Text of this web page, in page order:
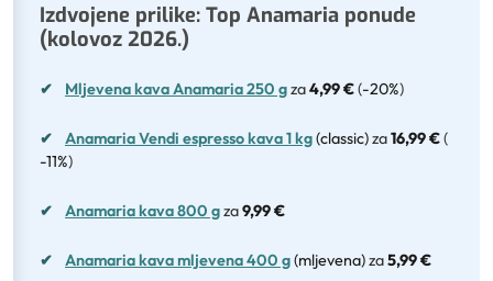
Izdvojene prilike: Top Anamaria ponude
(kolovoz 2026.)
✔ Mljevena kava Anamaria 250 gza4,99 €(-20%)
✔ Anamaria Vendi espresso kava 1 kg(classic)za16,99 €(
-11%)
✔ Anamaria kava 800 gza9,99 €
✔ Anamaria kava mljevena 400 g(mljevena)za5,99 €